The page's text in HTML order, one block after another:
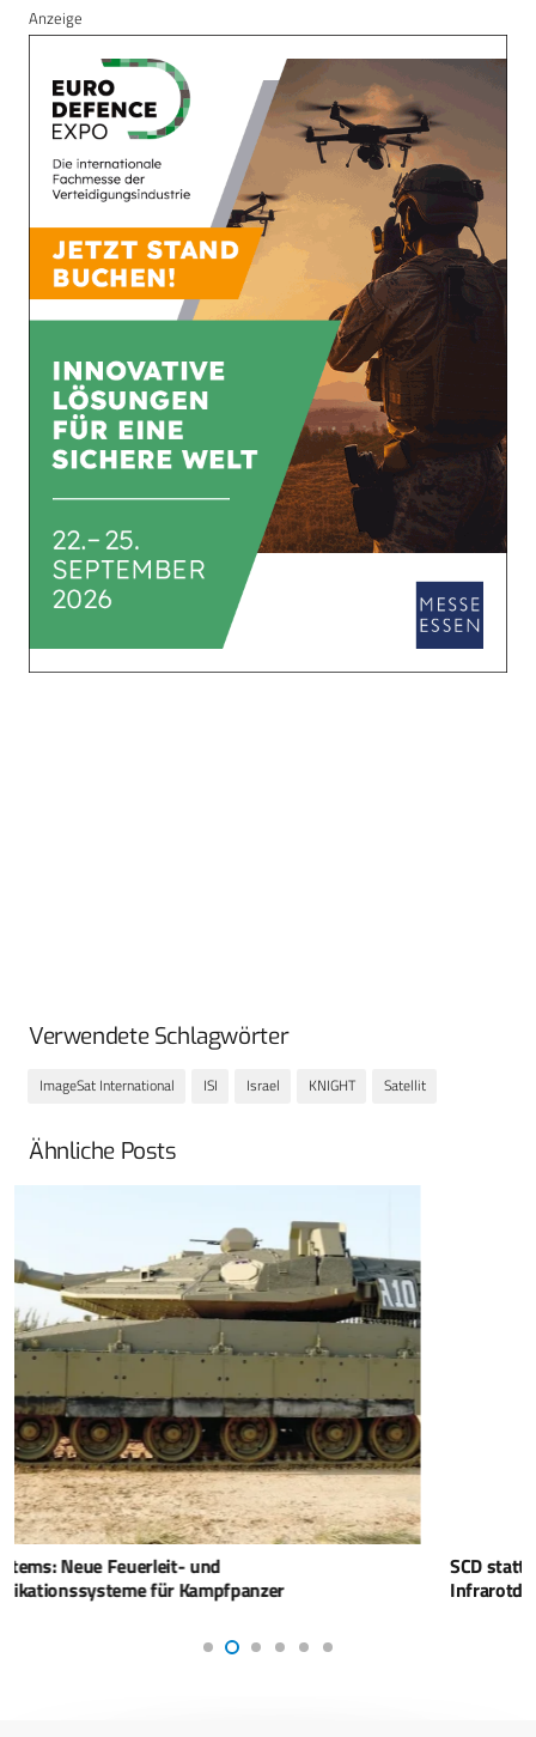
Anzeige
Verwendete Schlagwörter
ImageSat International ISI Israel KNIGHT Satellit
Ähnliche Posts
SCD stattet gepanzerte Kampffahrzeuge in Asien mit
Infrarotdetektoren aus